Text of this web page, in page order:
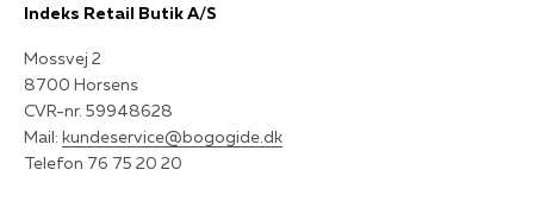
Indeks Retail Butik A/S
Mossvej 2
8700 Horsens
CVR-nr. 59948628
Mail: kundeservice@bogogide.dk
Telefon 76 75 20 20